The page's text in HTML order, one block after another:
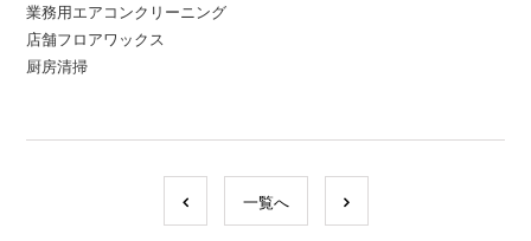
業務用エアコンクリーニング
店舗フロアワックス
厨房清掃
一覧へ